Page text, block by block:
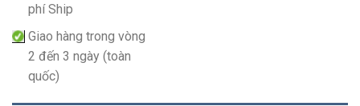
phí Ship
Giao hàng trong vòng
2 đến 3 ngày (toàn
quốc)